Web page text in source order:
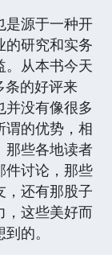
源于一种开
的研究和实务
。从本书今天
条的好评来
并没有像很多
谓的优势，相
那些各地读者
件讨论，那些
，还有那股子
，这些美好而
的。